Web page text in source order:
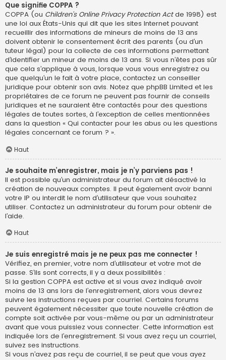
Que signifie COPPA ?
COPPA (ou Children’s Online Privacy Protection Actde 1998) est
une loi aux États-Unis qui dit que les sites Internet pouvant
recueillir des informations de mineurs de moins de 13 ans
doivent obtenir le consentement écrit des parents (ou d’un
tuteur légal) pour la collecte de ces informations permettant
d’identifier un mineur de moins de 13 ans. Si vous n’êtes pas sûr
que cela s’applique à vous, lorsque vous vous enregistrez ou
que quelqu’un le fait à votre place, contactez un conseiller
juridique pour obtenir son avis. Notez que phpBB Limited et les
propriétaires de ce forum ne peuvent pas fournir de conseils
juridiques et ne sauraient être contactés pour des questions
légales de toutes sortes, à l’exception de celles mentionnées
dans la question « Qui contacter pour les abus ou les questions
légales concernant ce forum ? ».
Haut
Je souhaite m’enregistrer, mais je n’y parviens pas !
Il est possible qu’un administrateur du forum ait désactivé la
création de nouveaux comptes. Il peut également avoir banni
votre IP ou interdit le nom d’utilisateur que vous souhaitez
utiliser. Contactez un administrateur du forum pour obtenir de
l’aide.
Haut
Je suis enregistré mais je ne peux pas me connecter !
Vérifiez, en premier, votre nom d’utilisateur et votre mot de
passe. S’ils sont corrects, il y a deux possibilités :
Si la gestion COPPA est active et si vous avez indiqué avoir
moins de 13 ans lors de l’enregistrement, alors vous devrez
suivre les instructions reçues par courriel. Certains forums
peuvent également nécessiter que toute nouvelle création de
compte soit activée par vous-même ou par un administrateur
avant que vous puissiez vous connecter. Cette information est
indiquée lors de l’enregistrement. Si vous avez reçu un courriel,
suivez ses instructions.
Si vous n’avez pas reçu de courriel, il se peut que vous ayez